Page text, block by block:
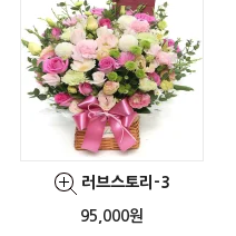
러브스토리-3
95,000원